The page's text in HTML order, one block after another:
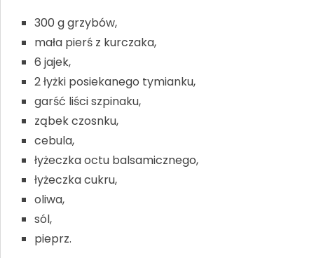
300 g grzybów,
mała pierś z kurczaka,
6 jajek,
2 łyżki posiekanego tymianku,
garść liści szpinaku,
ząbek czosnku,
cebula,
łyżeczka octu balsamicznego,
łyżeczka cukru,
oliwa,
sól,
pieprz.